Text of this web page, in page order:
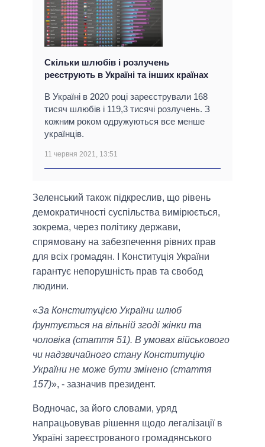
Скільки шлюбів і розлучень
реєструють в Україні та інших країнах
В Україні в 2020 році зареєстрували 168
тисяч шлюбів і 119,3 тисячі розлучень. З
кожним роком одружуються все менше
українців.
11 червня 2021, 13:51
Зеленський також підкреслив, що рівень
демократичності суспільства вимірюється,
зокрема, через політику держави,
спрямовану на забезпечення рівних прав
для всіх громадян. І Конституція України
гарантує непорушність прав та свобод
людини.
«За Конституцією України шлюб
ґрунтується на вільній згоді жінки та
чоловіка (стаття 51). В умовах військового
чи надзвичайного стану Конституцію
України не може бути змінено (стаття
157)», - зазначив президент.
Водночас, за його словами, уряд
напрацьовував рішення щодо легалізації в
Україні зареєстрованого громадянського